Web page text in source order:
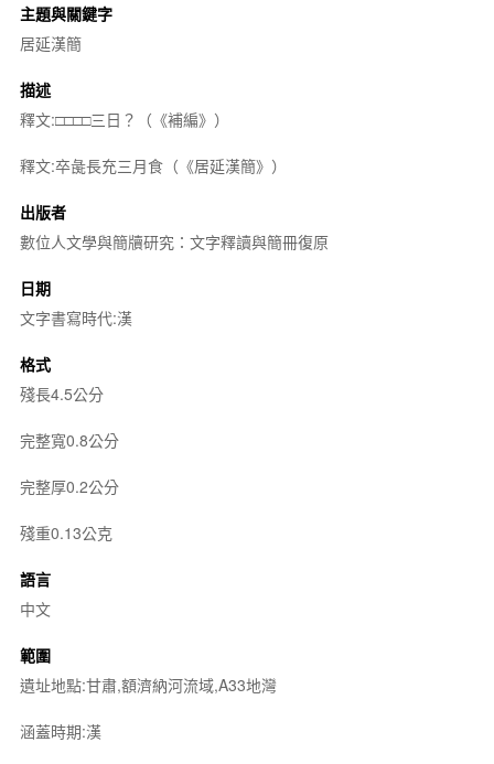
主題與關鍵字
居延漢簡
描述
釋文:□□□□三日？（《補編》）
釋文:卒彘長充三月食（《居延漢簡》）
出版者
數位人文學與簡牘研究：文字釋讀與簡冊復原
日期
文字書寫時代:漢
格式
殘長4.5公分
完整寬0.8公分
完整厚0.2公分
殘重0.13公克
語言
中文
範圍
遺址地點:甘肅,額濟納河流域,A33地灣
涵蓋時期:漢